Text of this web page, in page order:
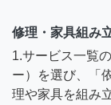
修理・家具組み
1.サービス一覧
ー）を選び、「
理や家具を組み